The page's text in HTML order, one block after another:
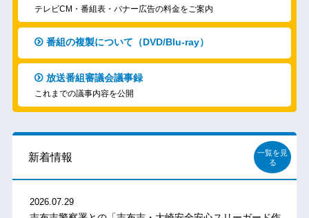
テレビCM・番組表・バナー広告の料金をご案内
番組の複製について（DVD/Blu-ray）
放送番組審議会議事録
これまでの議事内容を公開
新着情報
一覧を見
る
2026.07.29